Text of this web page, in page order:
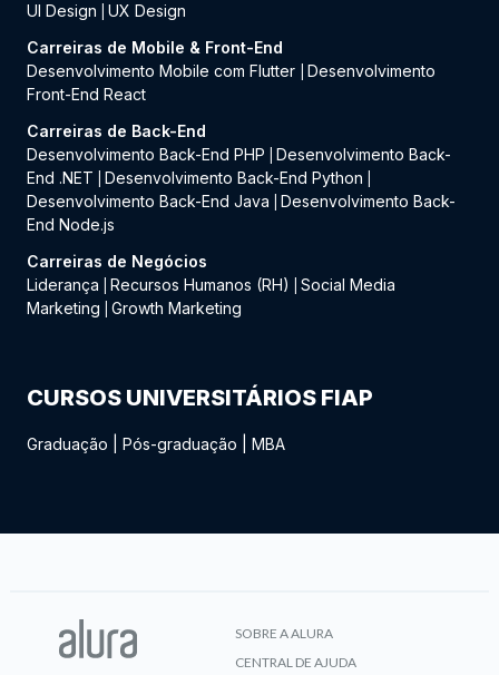
UI Design
UX Design
Carreiras de Mobile & Front-End
Desenvolvimento Mobile com Flutter
Desenvolvimento
Front-End React
Carreiras de Back-End
Desenvolvimento Back-End PHP
Desenvolvimento Back-
End .NET
Desenvolvimento Back-End Python
Desenvolvimento Back-End Java
Desenvolvimento Back-
End Node.js
Carreiras de Negócios
Liderança
Recursos Humanos (RH)
Social Media
Marketing
Growth Marketing
CURSOS UNIVERSITÁRIOS FIAP
Graduação Pós-graduação MBA
SOBRE A ALURA
CENTRAL DE AJUDA